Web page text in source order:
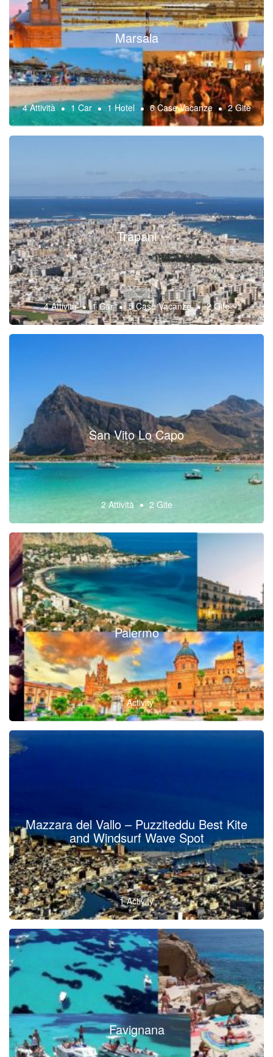
Marsala
4 Attività 1 Car 1 Hotel 6 Case Vacanze 2 Gite
Trapani
4 Attività 1 Car 5 Case Vacanze 2 Gite
San Vito Lo Capo
2 Attività 2 Gite
Palermo
1 Activity
Mazzara del Vallo – Puzziteddu Best Kite
and Windsurf Wave Spot
1 Activity
Favignana